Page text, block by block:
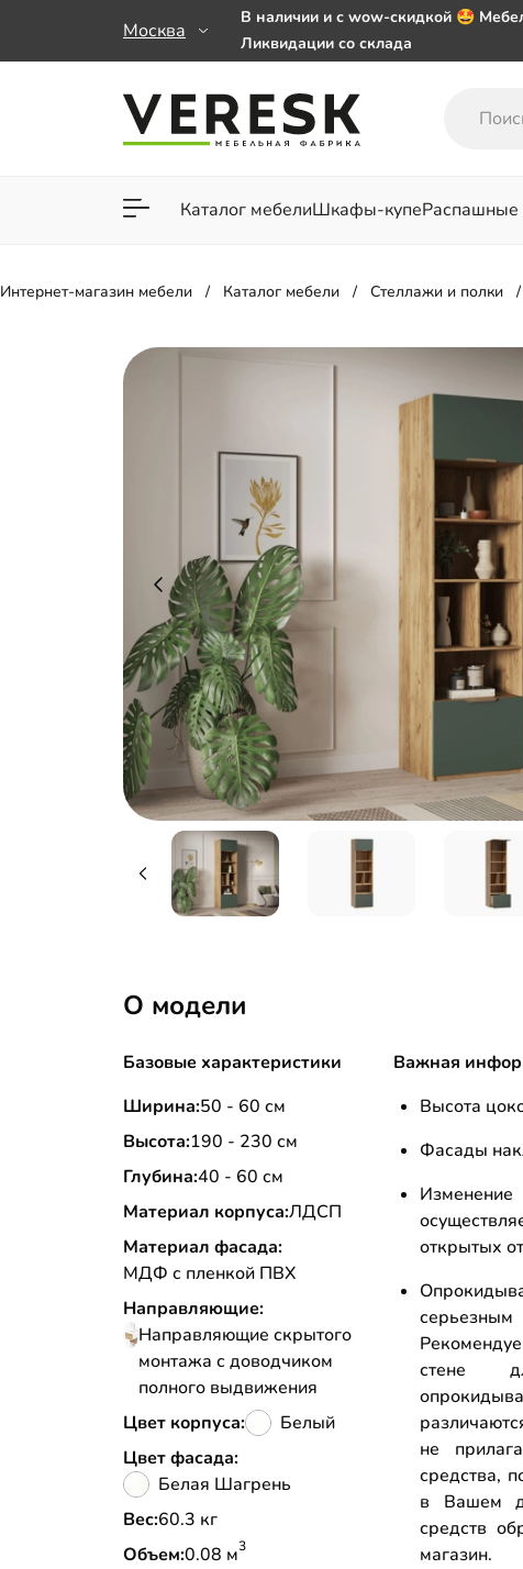
Москва
В наличии и с wow-скидкой 🤩
Ликвидации со склада
заказе от 50 000 ₽
Важно! Наш Whatsapp переехал на
Каталог мебелиШкафы-купе
Для гостиной Для спальни
Интернет-магазин мебели Каталог мебели Стеллажи и полки
О модели
Базовые характеристики
Ширина:50 - 60 см
Высота:190 - 230 см
Глубина:40 - 60 см
Материал корпуса:ЛДСП
Материал фасада:
МДФ с пленкой ПВХ
Направляющие:
Направляющие скрытого
монтажа с доводчиком
полного выдвижения
Цвет корпуса:
Белый
Цвет фасада:
Белая Шагрень
Вес:
60.3 кг
Объем:
0.08 м3
Важная
Высота
Фасады
открытых
стене
не
средства,
в Вашем
средств
магазин.